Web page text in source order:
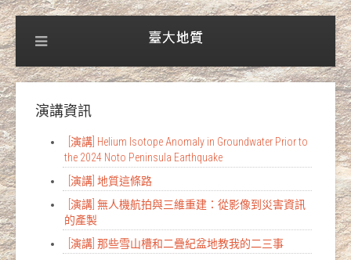
演講資訊
[演講] Helium Isotope Anomaly in Groundwater Prior to
the 2024 Noto Peninsula Earthquake
[演講] 地質這條路
[演講] 無人機航拍與三維重建：從影像到災害資訊
的產製
[演講] 那些雪山槽和二疊紀盆地教我的二三事